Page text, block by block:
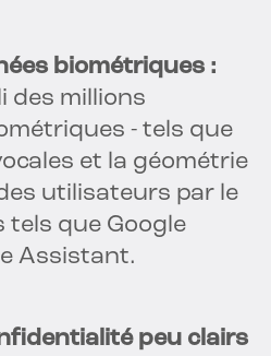
biométriques :
des millions
- tels que
et la géométrie
utilisateurs par le
tels que Google
Assistant.
peu clairs